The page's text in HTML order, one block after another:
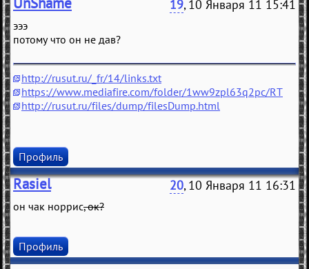
19, 10 Января 11 15:41
эээ
потому что он не дав?
http://rusut.ru/_fr/14/links.txt
https://www.mediafire.com/folder/1ww9zpl63q2pc/RT
http://rusut.ru/files/dump/filesDump.html
Профиль
Rasiel 20, 10 Января 11 16:31
он чак норрис, ок?
Профиль